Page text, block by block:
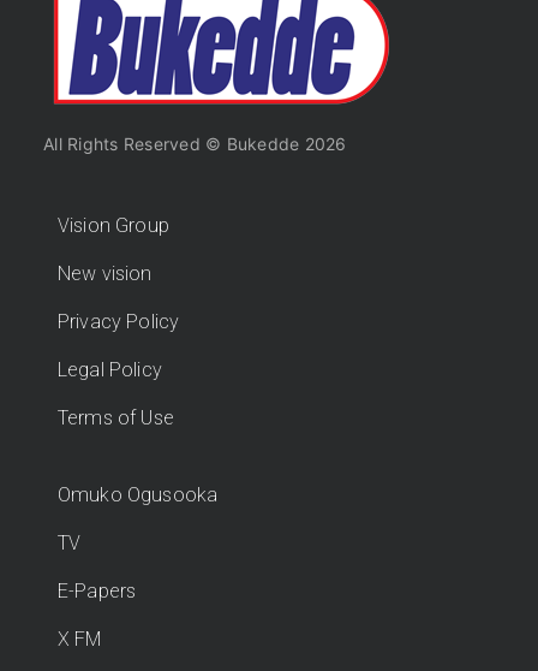
All Rights Reserved © Bukedde 2026
Vision Group
New vision
Privacy Policy
Legal Policy
Terms of Use
Omuko Ogusooka
TV
E-Papers
X FM